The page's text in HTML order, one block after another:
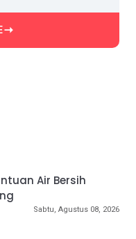
Air Bersih
Sabtu, Agustus 08, 2026